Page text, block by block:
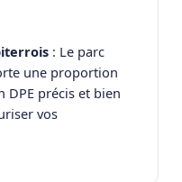
: Le parc
une proportion
DPE précis et bien
vos